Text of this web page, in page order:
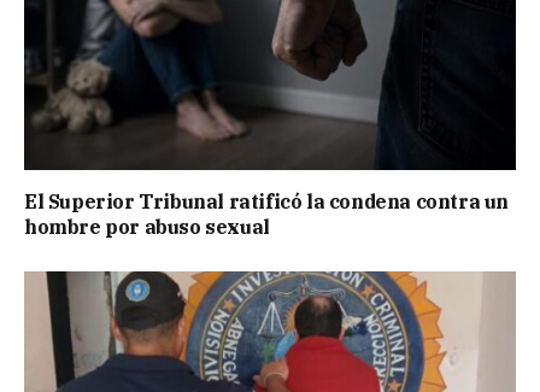
El Superior Tribunal ratificó la condena contra un
hombre por abuso sexual